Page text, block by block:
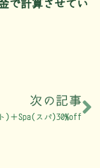
で計算させてい
次の記事
)＋Spa(スパ)30%off